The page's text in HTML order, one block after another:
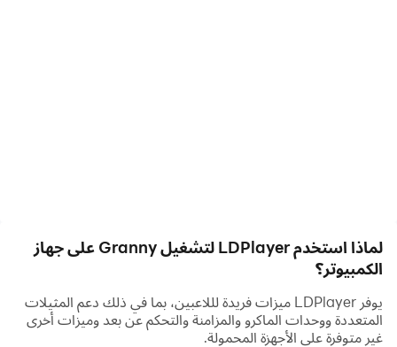
لماذا استخدم LDPlayer لتشغيل Granny على جهاز
الكمبيوتر؟
يوفر LDPlayer ميزات فريدة لللاعبين، بما في ذلك دعم المثيلات
المتعددة ووحدات الماكرو والمزامنة والتحكم عن بعد وميزات أخرى
غير متوفرة على الأجهزة المحمولة.